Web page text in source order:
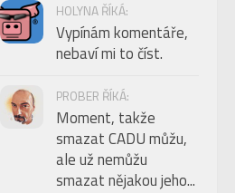
HOLYNA ŘÍKÁ:
Vypínám komentáře,
nebaví mi to číst.
PROBER ŘÍKÁ:
Moment, takže
smazat CADU můžu,
ale už nemůžu
smazat nějakou jeho...